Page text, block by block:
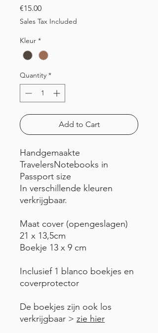
€15.00Price
Sales Tax Included
Kleur *
Quantity *
Add to Cart
Handgemaakte
TravelersNotebooks in
Passport size
In verschillende kleuren
verkrijgbaar.
Maat cover (opengeslagen)
21 x 13,5cm
Boekje 13 x 9 cm
Inclusief 1 blanco boekjes en
coverprotector
De boekjes zijn ook los
verkrijgbaar > zie hier